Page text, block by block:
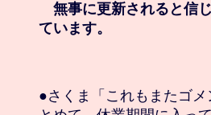
無事に更新されると信
ています。
●さくま「これもまたゴ